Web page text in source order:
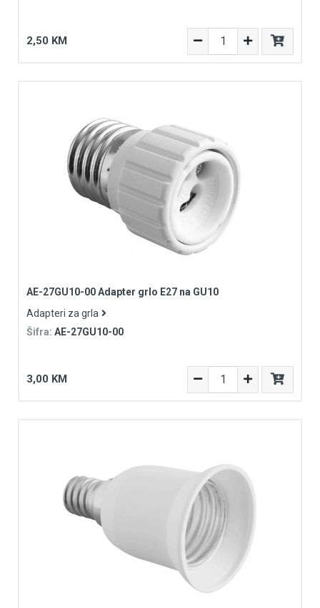
2,50 KM
AE-27GU10-00 Adapter grlo E27 na GU10
Adapteri za grla
Šifra: AE-27GU10-00
3,00 KM